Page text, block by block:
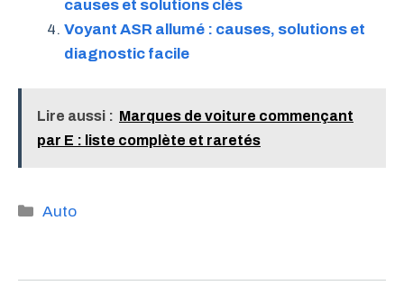
causes et solutions clés
Voyant ASR allumé : causes, solutions et
diagnostic facile
Lire aussi : Marques de voiture commençant
par E : liste complète et raretés
Catégories
Auto